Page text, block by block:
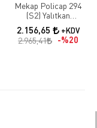
Mekap Policap 294
(S2) Yalıtkan
Elektrikçi Iş
Ayakkabısı
2.156,65 +KDV
2.965,41 %20